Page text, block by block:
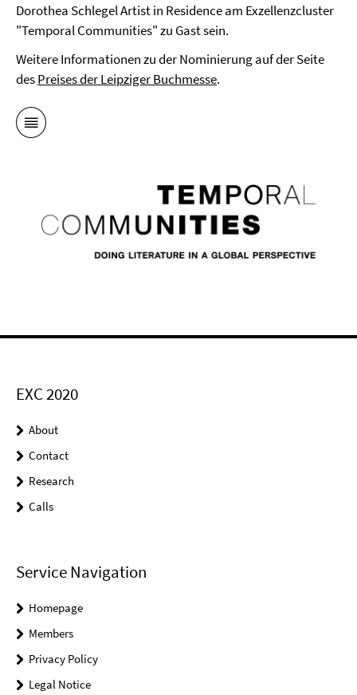
Dorothea Schlegel Artist in Residence am Exzellenzcluster
"Temporal Communities" zu Gast sein.
Weitere Informationen zu der Nominierung auf der Seite
desPreises der Leipziger Buchmesse.
EXC 2020
About
Contact
Research
Calls
Service Navigation
Homepage
Members
Privacy Policy
Legal Notice